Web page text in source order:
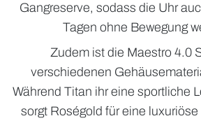
Gangreserve, sodass die Uhr
Tagen ohne Bewegung
Zudem ist die Maestro 4.0
verschiedenen
Während Titan ihr eine sportliche
sorgt Roségold für eine